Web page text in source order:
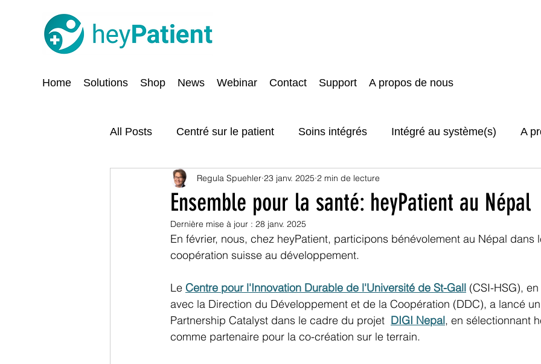
Home Solutions Shop News Webinar Contact Support A propos de nous
All Posts Centré sur le patient Soins intégrés Intégré au système(s) A
Digitalisation Sécurité et protection des données
Ensemble pour la santé: heyPatient au Népal
Regula Spuehler 23 janv. 2025 2 min de lecture
Dernière mise à jour : 28 janv. 2025
En février, nous, chez heyPatient, participons bénévolement au Népal dans
coopération suisse au développement.
Le Centre pour l'Innovation Durable de l'Université de St-Gall (CSI-HSG),
avec la Direction du Développement et de la Coopération (DDC), a lancé
Partnership Catalyst dans le cadre du projet DIGI Nepal, en sélectionnant
comme partenaire pour la co-création sur le terrain.